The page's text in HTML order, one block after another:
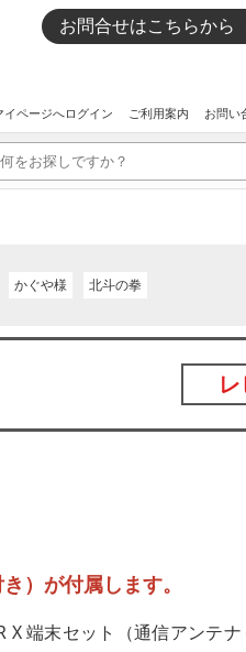
お問合せはこちらから
イページへログイン ご利用案内 お問い
かぐや様 北斗の拳
）が付属します。
X 端末セット（通信アンテ